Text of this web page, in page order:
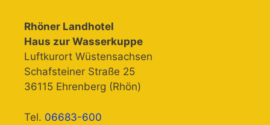
Rhöner Landhotel
Haus zur Wasserkuppe
Luftkurort Wüstensachsen
Schafsteiner Straße 25
36115 Ehrenberg (Rhön)
Tel. 06683-600